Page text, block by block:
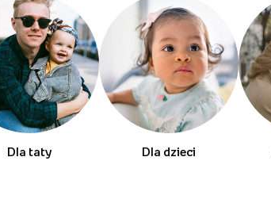
Dla taty Dla dzieci